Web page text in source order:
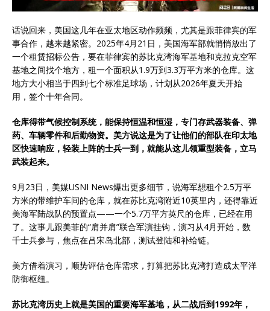
话说回来，美国这几年在亚太地区动作频频，尤其是跟菲律宾的军
事合作，越来越紧密。2025年4月21日，美国海军部就悄悄放出了
一个租赁招标公告，要在菲律宾的苏比克湾海军基地和克拉克空军
基地之间找个地方，租一个面积从1.9万到3.3万平方米的仓库。这
地方大小相当于四到七个标准足球场，计划从2026年夏天开始
用，签个十年合同。
仓库得带气候控制系统，能保持恒温和恒湿，专门存武器装备、弹
药、车辆零件和后勤物资。美方说这是为了让他们的部队在印太地
区快速响应，轻装上阵的士兵一到，就能从这儿领重型装备，立马
武装起来。
9月23日，美媒USNI News爆出更多细节，说海军想租个2.5万平
方米的带维护车间的仓库，就在苏比克湾附近10英里内，还得靠近
美海军陆战队的预置点——一个5.7万平方英尺的仓库，已经在用
了。这事儿跟美菲的“肩并肩”联合军演挂钩，演习从4月开始，数
千士兵参与，焦点在吕宋岛北部，测试登陆和补给链。
美方借着演习，顺势评估仓库需求，打算把苏比克湾打造成太平洋
防御枢纽。
苏比克湾历史上就是美国的重要海军基地，从二战后到1992年，